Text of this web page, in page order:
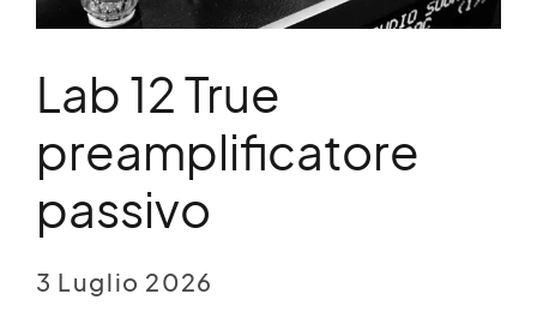
Lab 12 True
preamplificatore
passivo
3 Luglio 2026